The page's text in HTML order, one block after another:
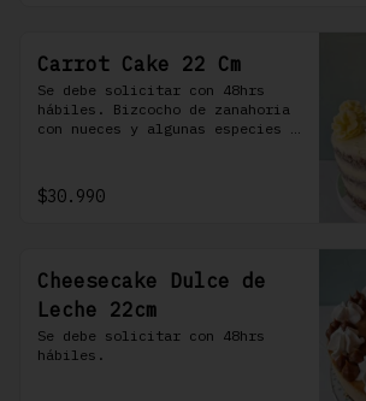
Carrot Cake 22 Cm
Se debe solicitar con 48hrs
hábiles. Bizcocho de zanahoria
con nueces y algunas especies
crema.
$30.990
Cheesecake Dulce de
Leche 22cm
Se debe solicitar con 48hrs
hábiles.